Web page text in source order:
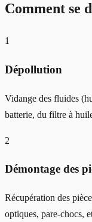
Comment se
1
Dépollution
Vidange des fluides
batterie, du filtre à
2
Démontage des
Récupération des
optiques, pare-chocs,